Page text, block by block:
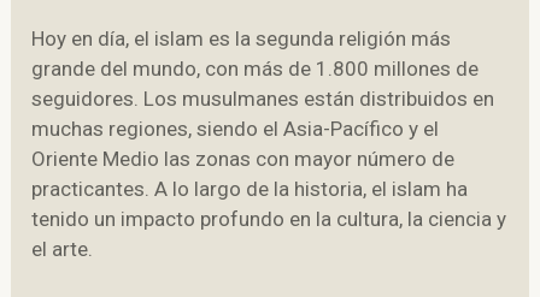
Hoy en día, el islam es la segunda religión más
grande del mundo, con más de 1.800 millones de
seguidores. Los musulmanes están distribuidos en
muchas regiones, siendo el Asia-Pacífico y el
Oriente Medio las zonas con mayor número de
practicantes. A lo largo de la historia, el islam ha
tenido un impacto profundo en la cultura, la ciencia y
el arte.